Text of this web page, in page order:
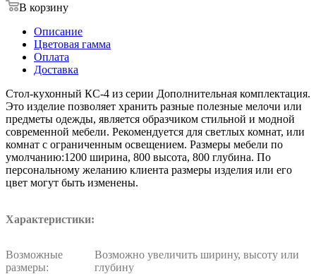
В корзину
Описание
Цветовая гамма
Оплата
Доставка
Стол-кухонный КС-4 из серии Дополнительная комплектация.
Это изделие позволяет хранить разные полезные мелочи или
предметы одежды, является образчиком стильной и модной
современной мебели. Рекомендуется для светлых комнат, или
комнат с ограниченным освещением. Размеры мебели по
умолчанию:1200 ширина, 800 высота, 800 глубина. По
персональному желанию клиента размеры изделия или его
цвет могут быть изменены.
Характеристики:
Возможные
размеры:
Возможно увеличить ширину, высоту или
глубину